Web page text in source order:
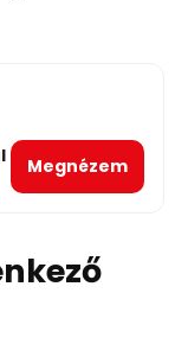
Megnézem